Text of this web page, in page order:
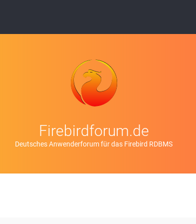
Firebirdforum.de
Deutsches Anwenderforum für das Firebird RDBMS